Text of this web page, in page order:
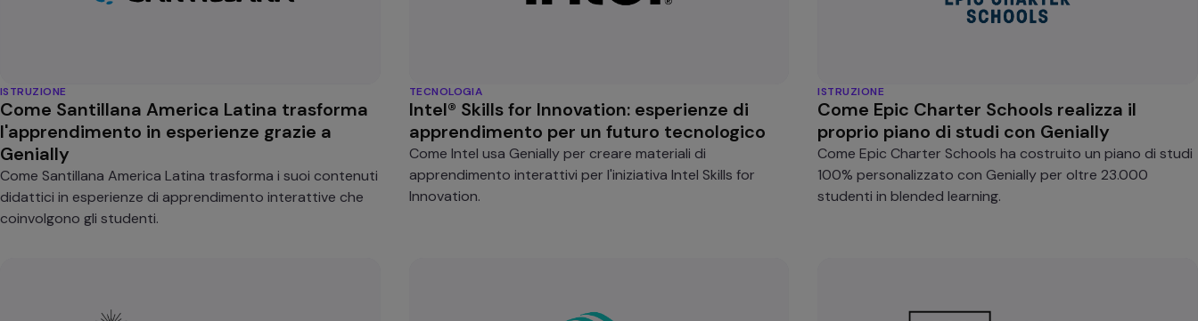
ISTRUZIONE
Come Santillana America Latina trasforma
l'apprendimento in esperienze grazie a
Genially
Come Santillana America Latina trasforma i suoi contenuti
didattici in esperienze di apprendimento interattive che
coinvolgono gli studenti.
TECNOLOGIA
Intel® Skills for Innovation: esperienze di
apprendimento per un futuro tecnologico
Come Intel usa Genially per creare materiali di
apprendimento interattivi per l'iniziativa Intel Skills for
Innovation.
ISTRUZIONE
Come Epic Charter Schools realizza il
proprio piano di studi con Genially
Come Epic Charter Schools ha costruito un piano di studi
100% personalizzato con Genially per oltre 23.000
studenti in blended learning.